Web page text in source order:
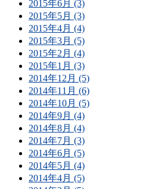
2015年6月 (3)
2015年5月 (3)
2015年4月 (4)
2015年3月 (5)
2015年2月 (4)
2015年1月 (3)
2014年12月 (5)
2014年11月 (6)
2014年10月 (5)
2014年9月 (4)
2014年8月 (4)
2014年7月 (3)
2014年6月 (5)
2014年5月 (4)
2014年4月 (5)